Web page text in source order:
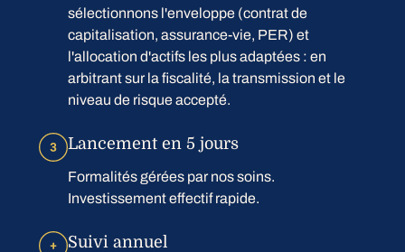
sélectionnons l'enveloppe (contrat de
capitalisation, assurance-vie, PER) et
l'allocation d'actifs les plus adaptées : en
arbitrant sur la fiscalité, la transmission et le
niveau de risque accepté.
Lancement en 5 jours
Formalités gérées par nos soins.
Investissement effectif rapide.
Suivi annuel